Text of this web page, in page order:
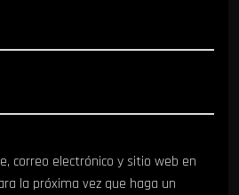
correo electrónico y sitio web en
la próxima vez que haga un